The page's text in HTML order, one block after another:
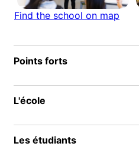
Find the school on map
Points forts
L'école
Les étudiants